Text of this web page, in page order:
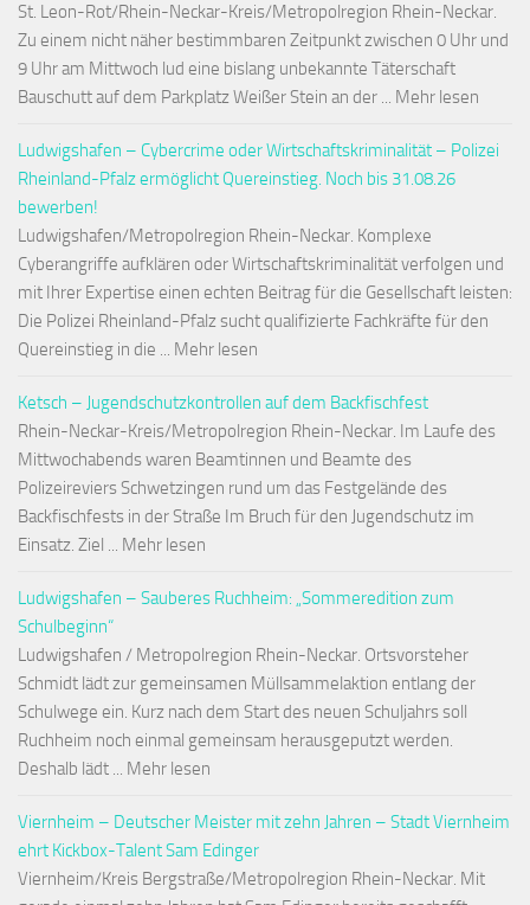
St. Leon-Rot/Rhein-Neckar-Kreis/Metropolregion Rhein-Neckar.
Zu einem nicht näher bestimmbaren Zeitpunkt zwischen 0 Uhr und
9 Uhr am Mittwoch lud eine bislang unbekannte Täterschaft
Bauschutt auf dem Parkplatz Weißer Stein an der ... Mehr lesen
Ludwigshafen – Cybercrime oder Wirtschaftskriminalität – Polizei
Rheinland-Pfalz ermöglicht Quereinstieg. Noch bis 31.08.26
bewerben!
Ludwigshafen/Metropolregion Rhein-Neckar. Komplexe
Cyberangriffe aufklären oder Wirtschaftskriminalität verfolgen und
mit Ihrer Expertise einen echten Beitrag für die Gesellschaft leisten:
Die Polizei Rheinland-Pfalz sucht qualifizierte Fachkräfte für den
Quereinstieg in die ... Mehr lesen
Ketsch – Jugendschutzkontrollen auf dem Backfischfest
Rhein-Neckar-Kreis/Metropolregion Rhein-Neckar. Im Laufe des
Mittwochabends waren Beamtinnen und Beamte des
Polizeireviers Schwetzingen rund um das Festgelände des
Backfischfests in der Straße Im Bruch für den Jugendschutz im
Einsatz. Ziel ... Mehr lesen
Ludwigshafen – Sauberes Ruchheim: „Sommeredition zum
Schulbeginn“
Ludwigshafen / Metropolregion Rhein-Neckar. Ortsvorsteher
Schmidt lädt zur gemeinsamen Müllsammelaktion entlang der
Schulwege ein. Kurz nach dem Start des neuen Schuljahrs soll
Ruchheim noch einmal gemeinsam herausgeputzt werden.
Deshalb lädt ... Mehr lesen
Viernheim – Deutscher Meister mit zehn Jahren – Stadt Viernheim
ehrt Kickbox-Talent Sam Edinger
Viernheim/Kreis Bergstraße/Metropolregion Rhein-Neckar. Mit